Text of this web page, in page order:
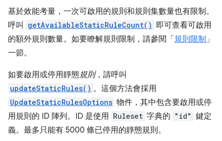
基於效能考量，一次可啟用的規則和規則集數量也有限制。
呼叫
getAvailableStaticRuleCount() 即可查看可啟用
的額外規則數量。如要瞭解規則限制，請參閱「 規則限制 」
一節。
如要啟用或停用靜態規則，請呼叫
updateStaticRules() 。這個方法會採用
UpdateStaticRulesOptions 物件，其中包含要啟用或停
用規則的 ID 陣列。ID 是使用 Ruleset 字典的 "id" 鍵定
義。最多只能有 5000 條已停用的靜態規則。